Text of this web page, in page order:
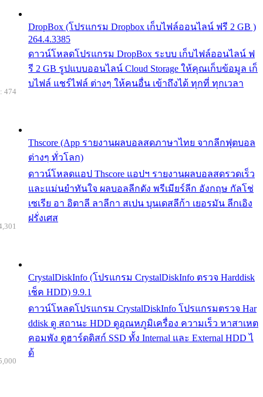
DropBox (โปรแกรม Dropbox เก็บไฟล์ออนไลน์ ฟรี 2 GB )
264.4.3385
ดาวน์โหลดโปรแกรม DropBox ระบบ เก็บไฟล์ออนไลน์ ฟ
รี 2 GB รูปแบบออนไลน์ Cloud Storage ให้คุณเก็บข้อมูล เก็
บไฟล์ แชร์ไฟล์ ต่างๆ ให้คนอื่น เข้าถึงได้ ทุกที่ ทุกเวลา
Thscore (App รายงานผลบอลสดภาษาไทย จากลีกฟุตบอล
ต่างๆ ทั่วโลก)
ดาวน์โหลดแอป Thscore แอปฯ รายงานผลบอลสดรวดเร็ว
และแม่นยำทันใจ ผลบอลลีกดัง พรีเมียร์ลีก อังกฤษ กัลโช่
เซเรีย อา อิตาลี ลาลีกา สเปน บุนเดสลีก้า เยอรมัน ลีกเอิง
ฝรั่งเศส
474
CrystalDiskInfo (โปรแกรม CrystalDiskInfo ตรวจ Harddisk
เช็ค HDD) 9.9.1
ดาวน์โหลดโปรแกรม CrystalDiskInfo โปรแกรมตรวจ Har
ddisk ดู สถานะ HDD ดูอุณหภูมิเครื่อง ความเร็ว หาสาเหต
คอมพัง ดูฮาร์ดดิสก์ SSD ทั้ง Internal และ External HDD ไ
ด้